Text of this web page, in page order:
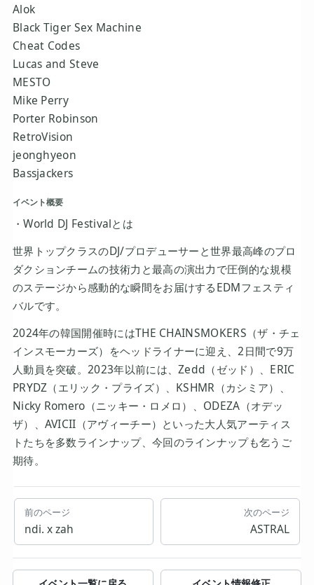
Alok
Black Tiger Sex Machine
Cheat Codes
Lucas and Steve
MESTO
Mike Perry
Porter Robinson
RetroVision
jeonghyeon
Bassjackers
イベント概要
・World DJ Festivalとは
世界トップクラスのDJ/プロデューサーと世界最高峰のプロ
ダクションチームの技術力と最高の演出力で圧倒的な規模
のステージから感動的な瞬間をお届けするEDMフェスティ
バルです。
2024年の韓国開催時にはTHE CHAINSMOKERS（ザ・チェ
インスモーカーズ）をヘッドライナーに迎え、2日間で9万
人動員を突破。2023年以前には、Zedd（ゼッド）、ERIC
PRYDZ（エリック・プライズ）、KSHMR（カシミア）、
Nicky Romero（ニッキー・ロメロ）、ODEZA（オデッ
ザ）、AVICII（アヴィーチー）といった大人気アーティス
トたちを多数ラインナップ、今回のラインナップも乞うご
期待。
前のページ
ndi. x zah
次のページ
ASTRAL